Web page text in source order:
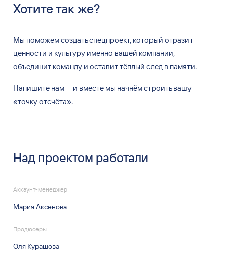
Хотите так же?
Мы поможем создать спецпроект, который отразит
ценности и культуру именно вашей компании,
объединит команду и оставит тёплый след в памяти.
Напишите нам—и вместе мы начнём строить вашу
«точку отсчёта».
Над проектом работали
Аккаунт-менеджер
Мария Аксёнова
Продюсеры
Оля Курашова